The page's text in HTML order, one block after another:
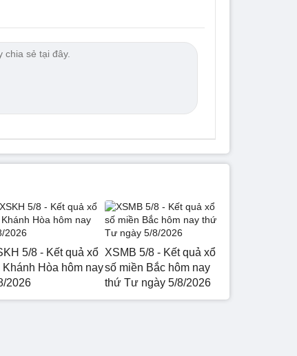
5/8 - Kết quả xổ
Khánh Hòa hôm nay
2026
XSMB 5/8 - Kết quả xổ
số miền Bắc hôm nay
thứ Tư ngày 5/8/2026